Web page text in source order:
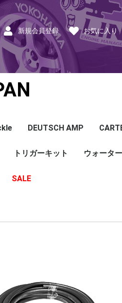
新規会員登録 お気に入り
G4+Kurofune
MAZDA
MITSUBISHI
HONDA
TOYOTA
NISSAN
DEUTSCH AMP
AMP SSC
DTM
DT
DTP
その他
ース
ブ
ホース
トリガーキット ウォータ
SALE